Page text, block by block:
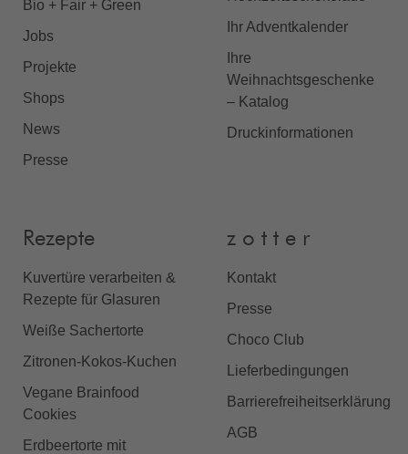
Bio + Fair + Green
Jobs
Projekte
Shops
News
Presse
Ihr Adventkalender
Ihre
Weihnachtsgeschenke
– Katalog
Druckinformationen
Rezepte
Kuvertüre verarbeiten &
Rezepte für Glasuren
Weiße Sachertorte
Zitronen-Kokos-Kuchen
Vegane Brainfood
Cookies
Erdbeertorte mit
z o t t e r
Kontakt
Presse
Choco Club
Lieferbedingungen
Barrierefreiheitserklärung
AGB